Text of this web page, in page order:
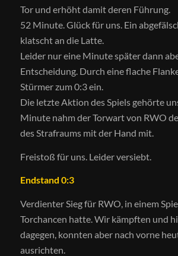
Tor und erhöht damit deren Führung.
52 Minute. Glück für uns. Ein
klatscht an die Latte.
Leider nur eine Minute später dann
Entscheidung. Durch eine flache
Stürmer zum 0:3 ein.
Die letzte Aktion des Spiels gehörte
Minute nahm der Torwart von RWO
des Strafraums mit der Hand mit.
Freistoß für uns. Leider versiebt.
Endstand 0:3
Verdienter Sieg für RWO, in einem
Torchancen hatte. Wir kämpften und
dagegen, konnten aber nach vorne
ausrichten.